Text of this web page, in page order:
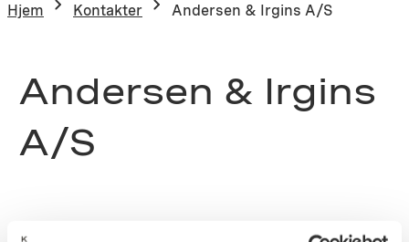
Hjem Kontakter Andersen & Irgins A/S
Andersen & Irgins
A/S